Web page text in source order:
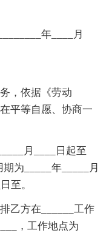
年____月
，依据《劳动
平等自愿、协商一
月____日起至
为_____年_____月
至。
乙方在______工作
，工作地点为